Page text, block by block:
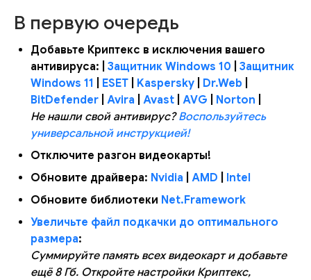
В первую очередь
Добавьте Криптекс в исключения вашего
антивируса: | Защитник Windows 10
Защитник
Windows 11
ESET Kaspersky Dr.Web
BitDefender Avira Avast AVG Norton
Не нашли свой антивирус?Воспользуйтесь
универсальной инструкцией!
Отключите разгон видеокарты!
Обновите драйвера: Nvidia AMD
Intel
Обновите библиотеки Net.Framework
Увеличьте файл подкачки до оптимального
размера:
Суммируйте память всех видеокарт и добавьте
ещё 8 Гб. Откройте настройки Криптекс,